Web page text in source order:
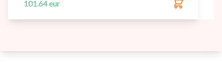
101.64 eur